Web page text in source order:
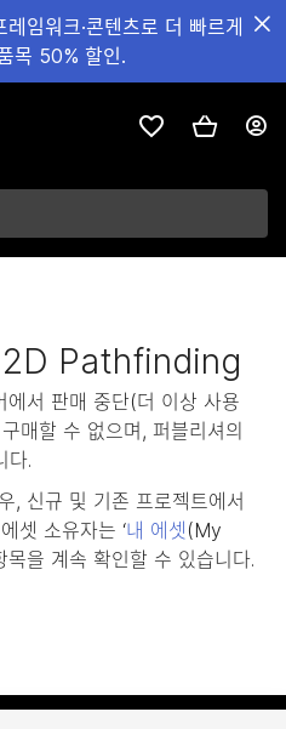
임워크·콘텐츠로 더 빠르게
목 50% 할인.
Pathfinding
서 판매 중단(더 이상 사용
매할 수 없으며, 퍼블리셔의
다.
, 신규 및 기존 프로젝트에서
셋 소유자는 ‘내 에셋 (My
을 계속 확인할 수 있습니다.